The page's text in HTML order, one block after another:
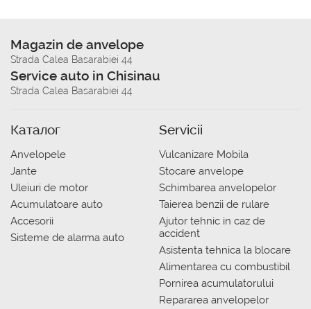
Magazin de anvelope
Strada Calea Basarabiei 44
Service auto in Chisinau
Strada Calea Basarabiei 44
Каталог
Anvelopele
Jante
Uleiuri de motor
Acumulatoare auto
Accesorii
Sisteme de alarma auto
Servicii
Vulcanizare Mobila
Stocare anvelope
Schimbarea anvelopelor
Taierea benzii de rulare
Ajutor tehnic in caz de
accident
Asistenta tehnica la blocare
Alimentarea cu combustibil
Pornirea acumulatorului
Repararea anvelopelor